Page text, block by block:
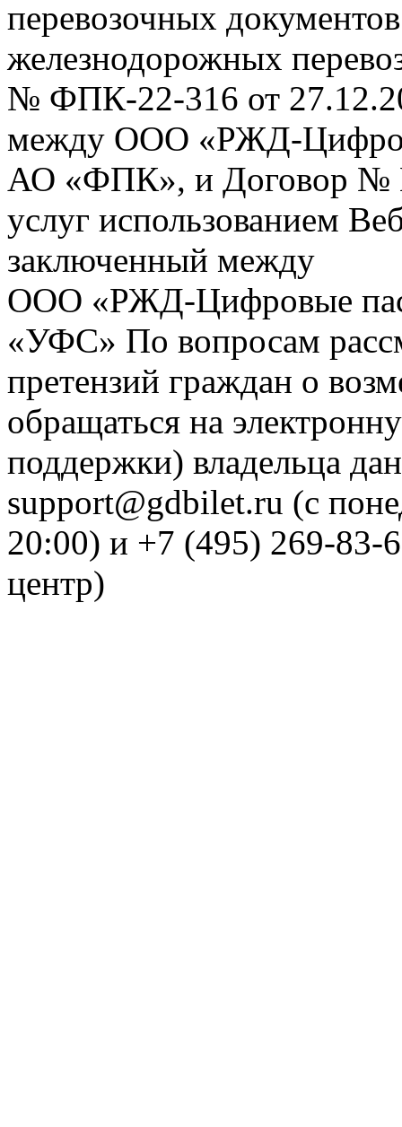
перевозочных
железнодорожных
№ ФПК-22-316 от
между ООО «РЖД-
АО «ФПК», и Договор №
услуг использованием
заключенный между
ООО «РЖД-Цифровые
«УФС» По вопросам
претензий граждан о
обращаться на
поддержки) владельца
support@gdbilet.ru (с
20:00) и +7 (495) 269-83-
центр)